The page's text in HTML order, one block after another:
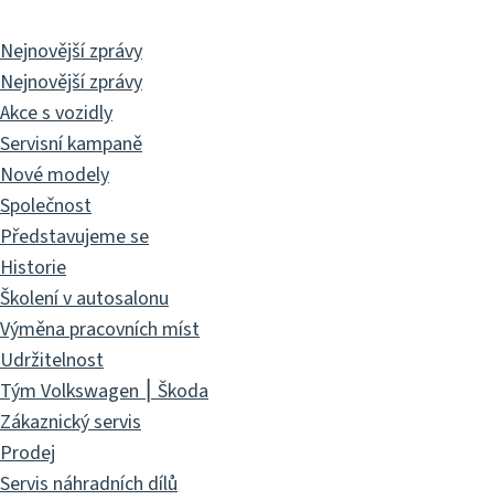
Nejnovější zprávy
Nejnovější zprávy
Akce s vozidly
Servisní kampaně
Nové modely
Společnost
Představujeme se
Historie
Školení v autosalonu
Výměna pracovních míst
Udržitelnost
Tým Volkswagen ⎮ Škoda
Zákaznický servis
Prodej
Servis náhradních dílů